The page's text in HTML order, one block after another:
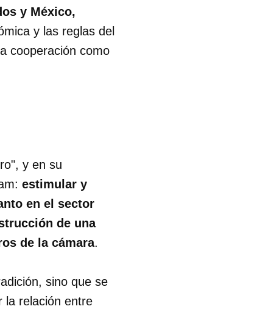
y México,
y las reglas del
cooperación como
y en su
estimular y
en el sector
de una
de la cámara.
sino que se
relación entre